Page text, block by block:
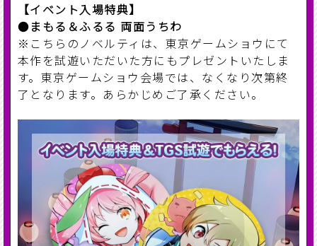
【イベント入場特典】
●まもる＆ふるる 両面うちわ
※こちらのノベルティは、東京ゲームショウにて
本作を試遊いただいた方にもプレゼントいたしま
す。東京ゲームショウ会場では、なくなり次第終
了となります。あらかじめご了承ください。